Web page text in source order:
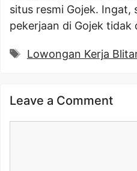
situs resmi Gojek. Ingat,
pekerjaan di Gojek tidak
Tags
Lowongan Kerja
Leave a Comment